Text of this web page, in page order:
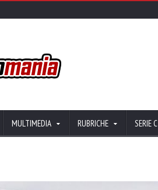
MULTIMEDIA RUBRICHE SERIE C